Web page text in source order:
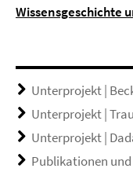
Wissensgeschichte
Unterprojekt |
Unterprojekt |
Unterprojekt |
Publikationen